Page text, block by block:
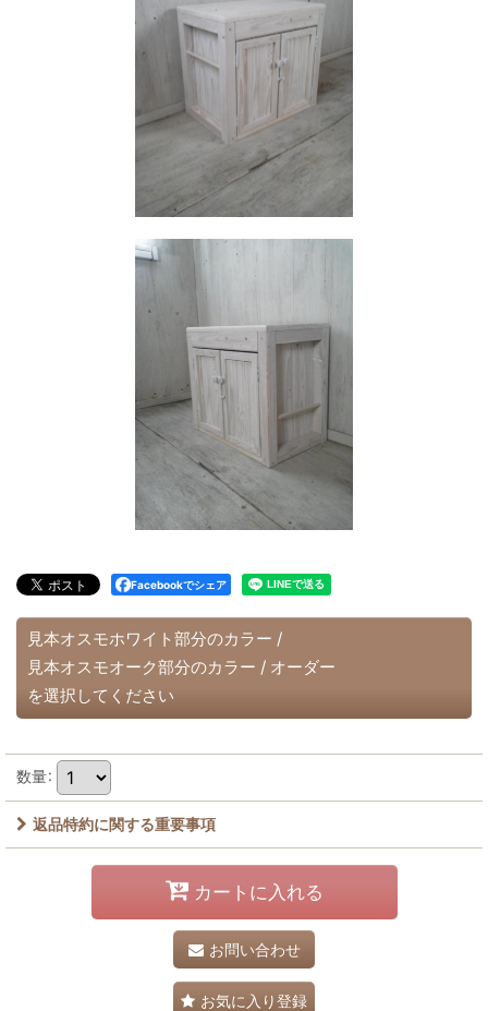
Facebookでシェア
見本オスモホワイト部分のカラー /
見本オスモオーク部分のカラー / オーダー
を選択してください
数量:
返品特約に関する重要事項
カートに入れる
お問い合わせ
お気に入り登録